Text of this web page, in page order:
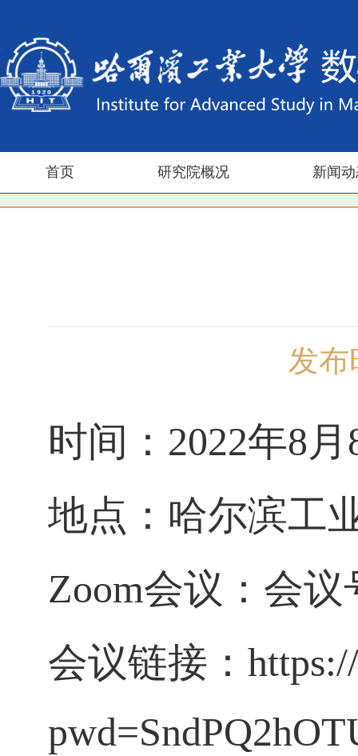
首页 研究院概况 新闻
发布
时间： 2022年8
地点： 哈尔滨工
Zoom会议：会议
会议链接：